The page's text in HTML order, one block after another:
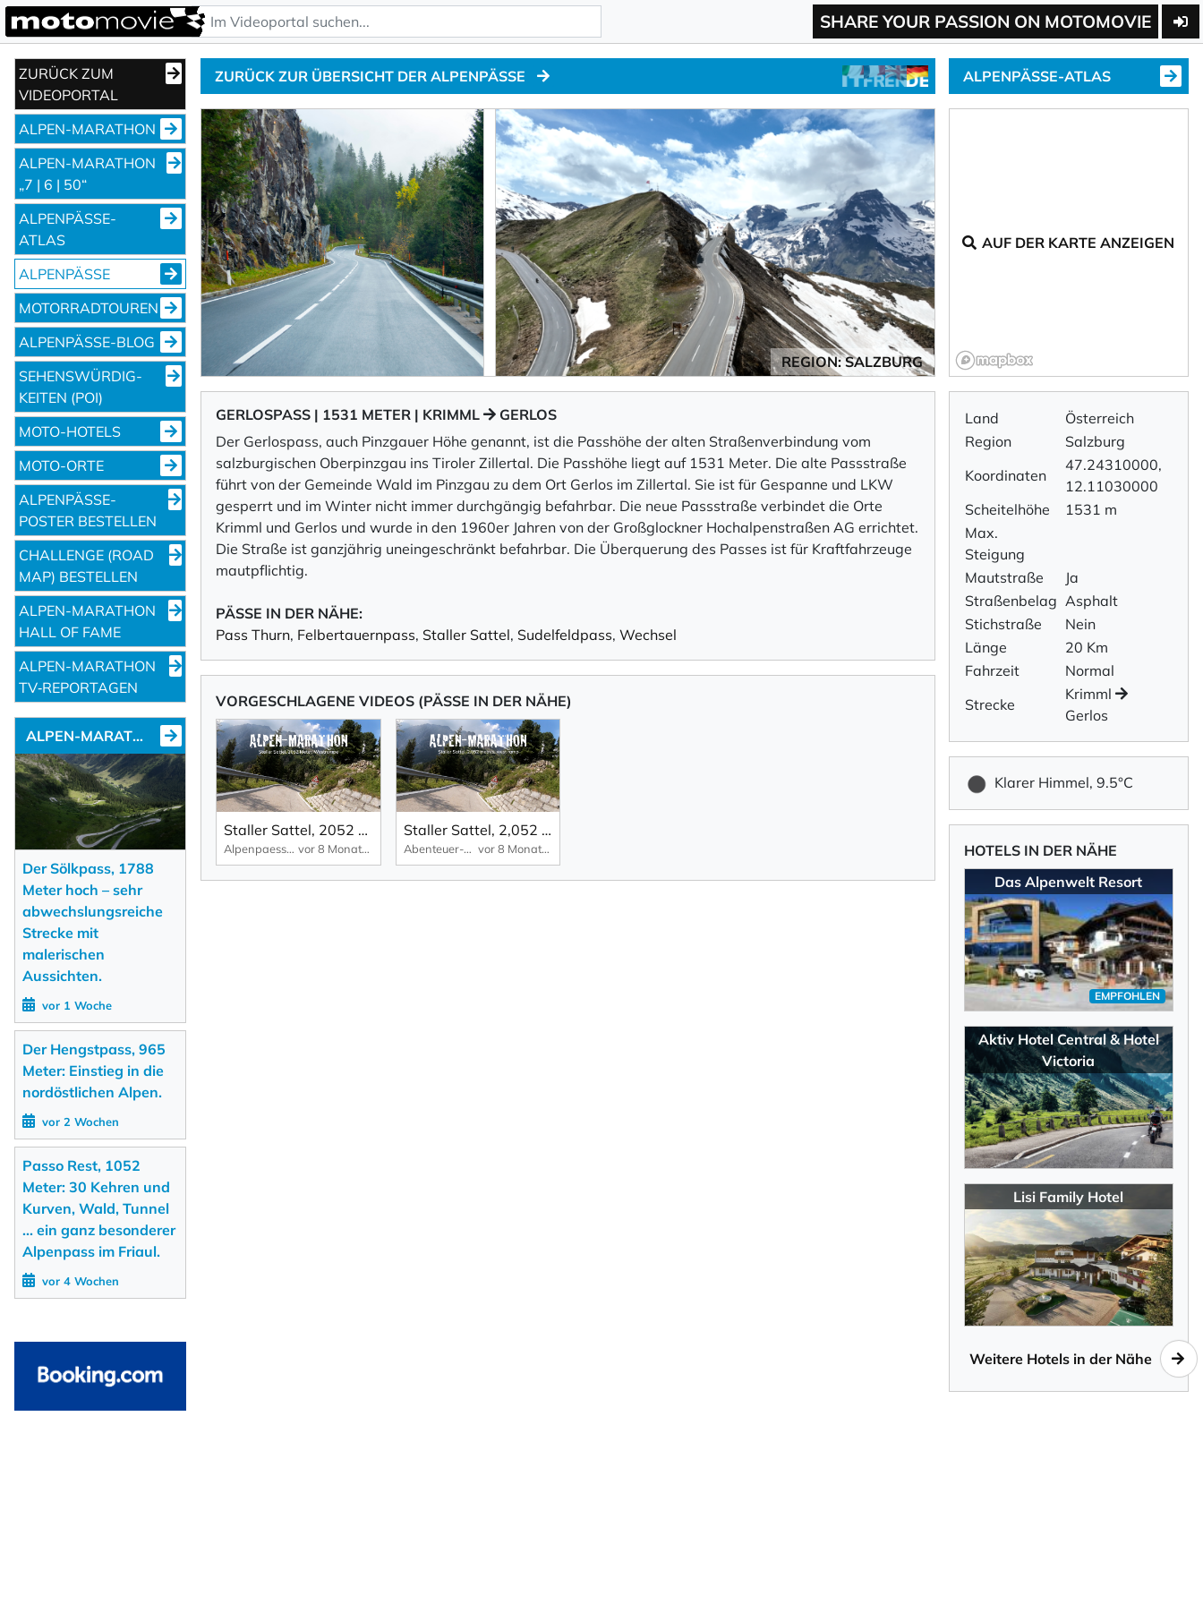
SHARE YOUR PASSION ON MOTOMOVIE
ZURÜCK ZUM
VIDEOPORTAL
ALPEN-MARATHON
ALPEN-MARATHON
„7 | 6 | 50“
ALPENPÄSSE-
ATLAS
ALPENPÄSSE
MOTORRADTOUREN
ALPENPÄSSE-BLOG
SEHENS­WÜRDIG­
KEITEN (POI)
MOTO-HOTELS
MOTO-ORTE
ALPENPÄSSE-
POSTER BESTELLEN
CHALLENGE (ROAD
MAP) BESTELLEN
ALPEN-MARATHON
HALL OF FAME
ALPEN-MARATHON
TV‑REPORTAGEN
ALPEN-MARATHON NEWS
Der Sölkpass, 1788
Meter hoch – sehr
abwechslungsreiche
Strecke mit
malerischen
Aussichten.
vor 1 Woche
Der Hengstpass, 965
Meter: Einstieg in die
nordöstlichen Alpen.
vor 2 Wochen
Passo Rest, 1052
Meter: 30 Kehren und
Kurven, Wald, Tunnel
... ein ganz besonderer
Alpenpass im Friaul.
vor 4 Wochen
ZURÜCK ZUR ÜBERSICHT DER ALPENPÄSSE
REGION: SALZBURG
ALPENPÄSSE-ATLAS
AUF DER KARTE ANZEIGEN
GERLOSPASS | 1531 METER | KRIMML
GERLOS
Der Gerlospass, auch Pinzgauer Höhe genannt, ist die Passhöhe der alten Straßenverbindung vom
salzburgischen Oberpinzgau ins Tiroler Zillertal. Die Passhöhe liegt auf 1531 Meter. Die alte Passstraße
führt von der Gemeinde Wald im Pinzgau zu dem Ort Gerlos im Zillertal. Sie ist für Gespanne und LKW
gesperrt und im Winter nicht immer durchgängig befahrbar. Die neue Passstraße verbindet die Orte
Krimml und Gerlos und wurde in den 1960er Jahren von der Großglockner Hochalpenstraßen AG errichtet.
Die Straße ist ganzjährig uneingeschränkt befahrbar. Die Überquerung des Passes ist für Kraftfahrzeuge
mautpflichtig.
PÄSSE IN DER NÄHE:
Pass Thurn, Felbertauernpass, Staller Sattel, Sudelfeldpass, Wechsel
VORGESCHLAGENE VIDEOS (PÄSSE IN DER NÄHE)
Staller Sattel, 2052 Meter: steile und enge Kurven, – daher einspurig und durch Ampeln geregelt.
Alpenpaesse-Videos | Alpen-Marathon vor 8 Monaten
Staller Sattel, 2,052 metres: steep and narrow bends – therefore single lane and regulated by traffic lights.
Abenteuer-Reisen vor 8 Monaten
Land
Österreich
Region
Salzburg
Koordinaten
47.24310000,
12.11030000
Scheitelhöhe
1531 m
Max.
Steigung
Mautstraße
Ja
Straßenbelag Asphalt
Stichstraße
Nein
Länge
20 Km
Fahrzeit
Normal
Strecke
Krimml
Gerlos
Klarer Himmel, 9.5°C
HOTELS IN DER NÄHE
Das Alpenwelt Resort
EMPFOHLEN
Aktiv Hotel Central & Hotel
Victoria
Lisi Family Hotel
Weitere Hotels in der Nähe